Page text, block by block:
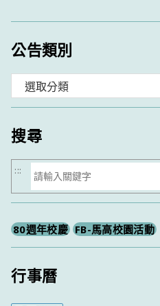
公告類別
類
搜尋
搜
尋
:::
80週年校慶 FB-馬高校園活動
行事曆